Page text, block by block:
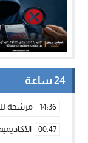
24 ساعة
14:36 مرشحة
00:47